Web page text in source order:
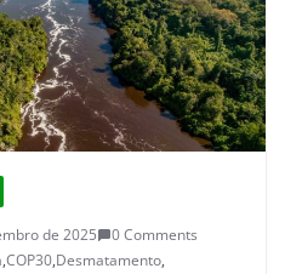
de 2025
0 Comments
,COP30,Desmatamento,